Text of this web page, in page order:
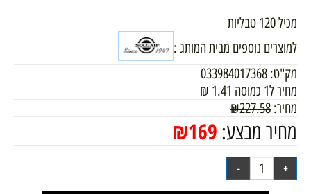
מכיל 120 טבליות
למוצרים נוספים מבית המותג :
מק"ט: 033984017368
מחיר ל1 כמוסה
1.41
₪
מחיר:
₪227.58
מחיר מבצע: ₪169